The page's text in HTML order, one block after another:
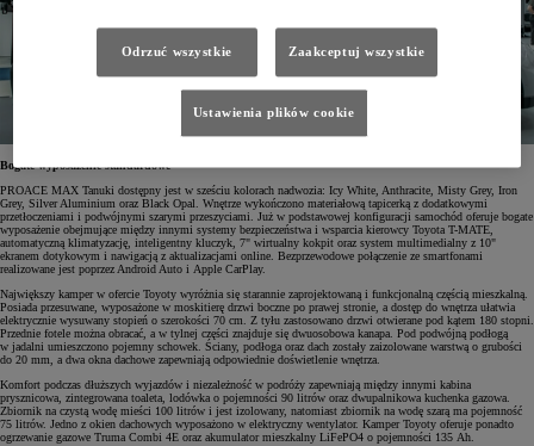
Bogate wyposażenie standardowe
PROACE MAX Tanuki dostępny jest w sześciu kolorach nadwozia: Icy White, Anthracite, Misty Grey, Iron
Grey, Silver Aluminium oraz Black Opal. Wnętrze wykończono materiałową tapicerką z dodatkowymi
przetłoczeniami i podwójnymi szarymi przeszyciami. Już w podstawowej konfiguracji samochód oferuje bogate
wyposażenie obejmujące między innymi systemy bezpieczeństwa i wsparcia kierowcy Toyota T-MATE,
automatyczną klimatyzację, inteligentny kluczyk, 7" wirtualny kokpit oraz system multimedialny z 10"
ekranem dotykowym i nawigacją z aktualizacjami online. Bezprzewodowe połączenie ze smartfonami
realizowane jest poprzez Android Auto i Apple CarPlay.
Największy kamper w ofercie Toyoty wyróżnia się starannie zaprojektowaną i funkcjonalną częścią mieszkalną.
Posiada przesuwane, wyposażone w moskitierę drzwi boczne po prawej stronie, a dostęp do wnętrza ułatwia
elektrycznie wysuwany stopień o szerokości 70 cm. Z tyłu zastosowano drzwi otwierane pod kątem 180 stopni.
Przednie fotele można obracać, a w tylnej części znajduje się dwuosobowa kanapa. Pod podwójną podłogą
w jadalni umieszczono pojemny schowek. Ściany, podłoga oraz dach zostały zaizolowane warstwą o grubości
do 20 mm, a dwa okna dachowe zapewniają odpowiednie doświetlenie wnętrza.
Komfort podczas dłuższych wyjazdów i niezależność w podróży zapewniają między innymi kabina
prysznicowa, zintegrowana toaleta, lodówka o pojemności 90 litrów oraz dwupalnikowa kuchenka gazowa.
Zbiornik na czystą wodę mieści 100 litrów i jest izolowany, natomiast zbiornik na wodę szarą ma pojemność
75 litrów. Jedno z okien dachowych wyposażono w elektryczny wentylator. Kamper Toyoty oferuje ponadto
ogrzewanie gazowe Truma Combi 4E oraz akumulator mieszkalny LiFePO4 o pojemności 135 Ah.
Odrzuć wszystkie Zaakceptuj wszystkie
Ustawienia plików cookie